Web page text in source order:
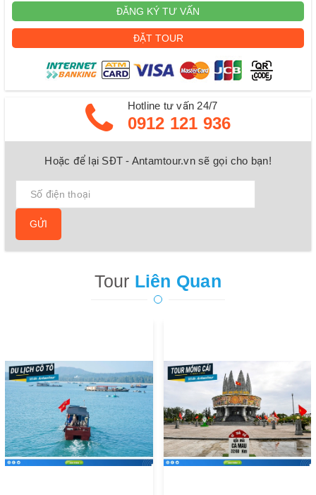
ĐĂNG KÝ TƯ VẤN
ĐẶT TOUR
Hotline tư vấn 24/7
0912 121 936
Hoặc để lại SĐT - Antamtour.vn sẽ gọi cho bạn!
GỬI
Tour Liên Quan